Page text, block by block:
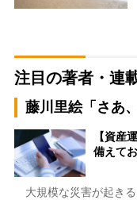
注目の著者・連
藤川里絵「さあ
【資産
備えて
大規模な災害が起き